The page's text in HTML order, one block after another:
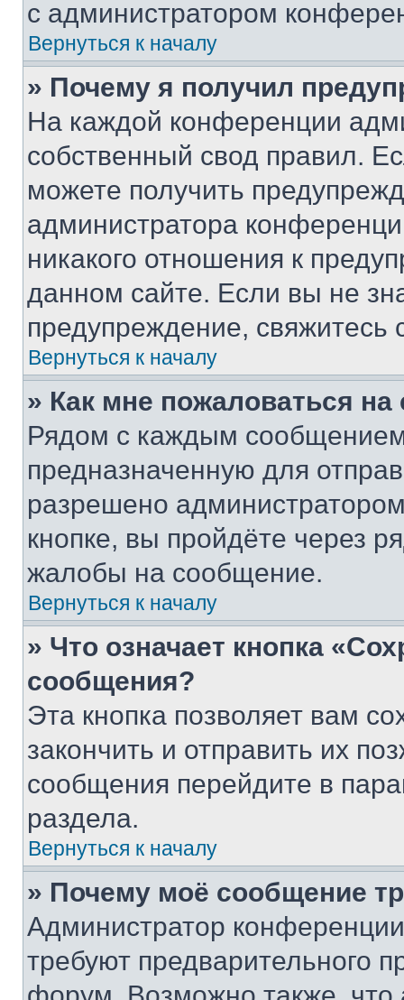
с администратором
Вернуться к началу
» Почему я получил
На каждой конференции
собственный свод правил.
можете получить
администратора
никакого отношения к
данном сайте. Если вы не
предупреждение,
Вернуться к началу
» Как мне пожаловаться
Рядом с каждым сообщением
предназначенную для
разрешено
кнопке, вы пройдёте через
жалобы на сообщение.
Вернуться к началу
» Что означает кнопка
сообщения?
Эта кнопка позволяет вам
закончить и отправить их
сообщения перейдите в
раздела.
Вернуться к началу
» Почему моё сообщение
Администратор
требуют предварительного